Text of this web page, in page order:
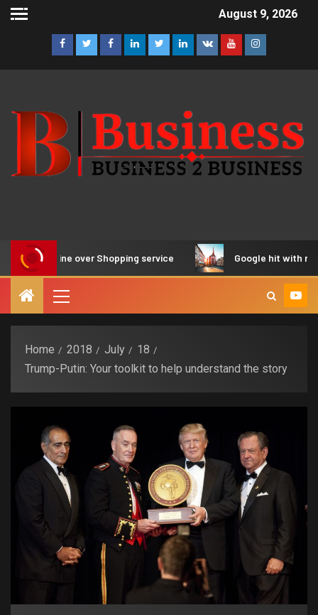
August 9, 2026
EU fine over Shopping service Google hit with record
Home 2018 July
18
Trump-Putin: Your toolkit to help understand the story